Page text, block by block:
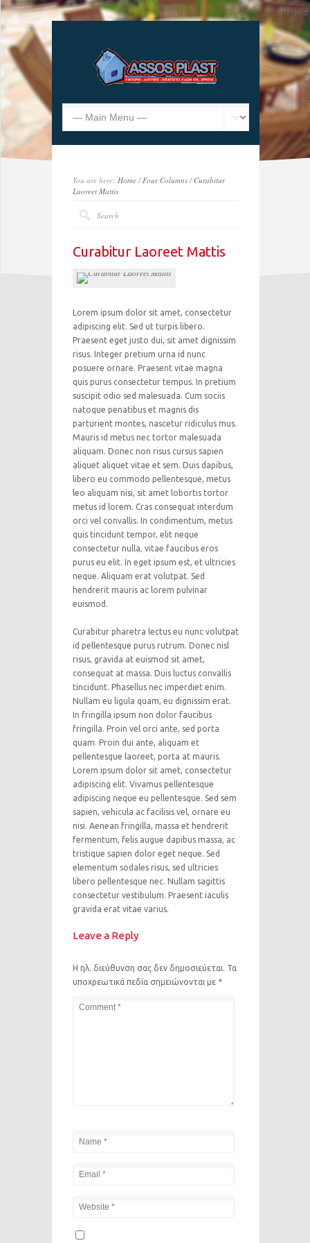
You are here: Home/ Four Columns/Curabitur
Laoreet Mattis
Curabitur Laoreet Mattis
Lorem ipsum dolor sit amet, consectetur
adipiscing elit. Sed ut turpis libero.
Praesent eget justo dui, sit amet dignissim
risus. Integer pretium urna id nunc
posuere ornare. Praesent vitae magna
quis purus consectetur tempus. In pretium
suscipit odio sed malesuada. Cum sociis
natoque penatibus et magnis dis
parturient montes, nascetur ridiculus mus.
Mauris id metus nec tortor malesuada
aliquam. Donec non risus cursus sapien
aliquet aliquet vitae et sem. Duis dapibus,
libero eu commodo pellentesque, metus
leo aliquam nisi, sit amet lobortis tortor
metus id lorem. Cras consequat interdum
orci vel convallis. In condimentum, metus
quis tincidunt tempor, elit neque
consectetur nulla, vitae faucibus eros
purus eu elit. In eget ipsum est, et ultricies
neque. Aliquam erat volutpat. Sed
hendrerit mauris ac lorem pulvinar
euismod.
Curabitur pharetra lectus eu nunc volutpat
id pellentesque purus rutrum. Donec nisl
risus, gravida at euismod sit amet,
consequat at massa. Duis luctus convallis
tincidunt. Phasellus nec imperdiet enim.
Nullam eu ligula quam, eu dignissim erat.
In fringilla ipsum non dolor faucibus
fringilla. Proin vel orci ante, sed porta
quam. Proin dui ante, aliquam et
pellentesque laoreet, porta at mauris.
Lorem ipsum dolor sit amet, consectetur
adipiscing elit. Vivamus pellentesque
adipiscing neque eu pellentesque. Sed sem
sapien, vehicula ac facilisis vel, ornare eu
nisi. Aenean fringilla, massa et hendrerit
fermentum, felis augue dapibus massa, ac
tristique sapien dolor eget neque. Sed
elementum sodales risus, sed ultricies
libero pellentesque nec. Nullam sagittis
consectetur vestibulum. Praesent iaculis
gravida erat vitae varius.
Leave a Reply
Η ηλ. διεύθυνση σας δεν δημοσιεύεται. Τα
υποχρεωτικά πεδία σημειώνονται με *